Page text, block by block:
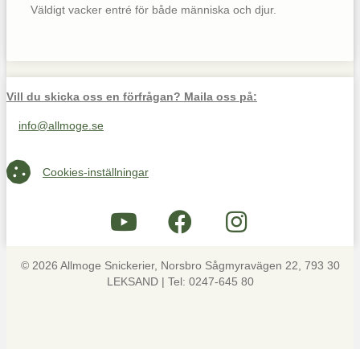
Väldigt vacker entré för både människa och djur.
Vill du skicka oss en förfrågan? Maila oss på:
Maila oss på info@allmoge.se
info@allmoge.se
Cookies-inställningar
Cookies-inställningar
© 2026 Allmoge Snickerier, Norsbro Sågmyravägen 22, 793 30
LEKSAND | Tel: 0247-645 80